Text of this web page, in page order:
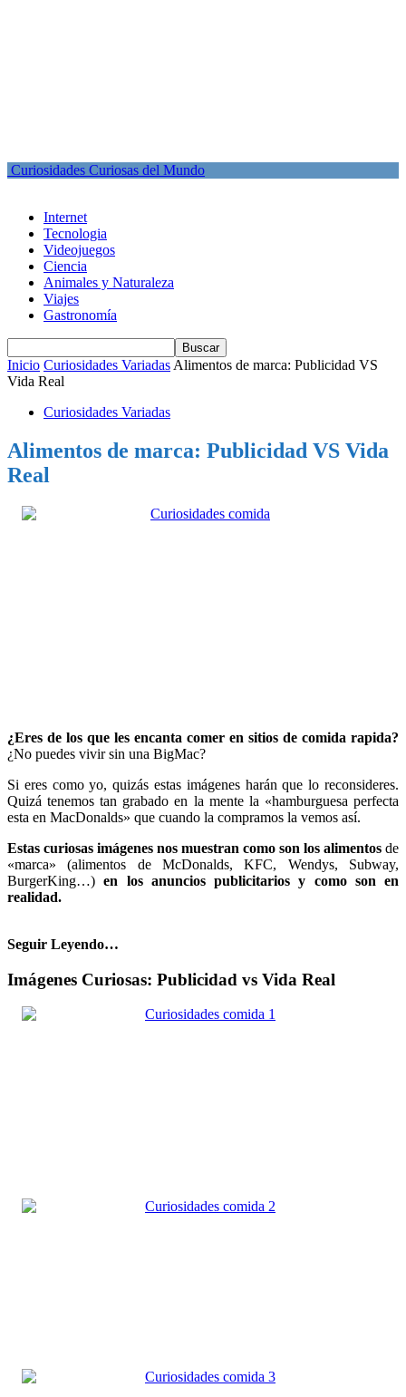
Curiosidades Curiosas del Mundo
Internet
Tecnologia
Videojuegos
Ciencia
Animales y Naturaleza
Viajes
Gastronomía
Inicio Curiosidades Variadas Alimentos de marca: Publicidad VS
Vida Real
Curiosidades Variadas
Alimentos de marca: Publicidad VS Vida
Real
¿Eres de los que les encanta comer en sitios de comida rapida?
¿No puedes vivir sin una BigMac?
Si eres como yo, quizás estas imágenes harán que lo reconsideres.
Quizá tenemos tan grabado en la mente la «hamburguesa perfecta
esta en MacDonalds» que cuando la compramos la vemos así.
Estas curiosas imágenes nos muestran como son los alimentos de
«marca» (alimentos de McDonalds, KFC, Wendys, Subway,
BurgerKing…) en los anuncios publicitarios y como son en
realidad.
Seguir Leyendo…
Imágenes Curiosas: Publicidad vs Vida Real